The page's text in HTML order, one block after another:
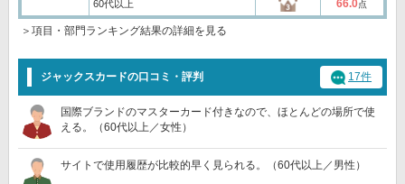
60代以上 66.0点
＞項目・部門ランキング結果の詳細を見る
ジャックスカードの口コミ・評判 17件
国際ブランドのマスターカード付きなので、ほとんどの場所で使
える。（60代以上／女性）
サイトで使用履歴が比較的早く見られる。（60代以上／男性）